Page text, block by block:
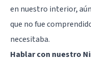
en nuestro interior,
que no fue
necesitaba.
Hablar con nuestro